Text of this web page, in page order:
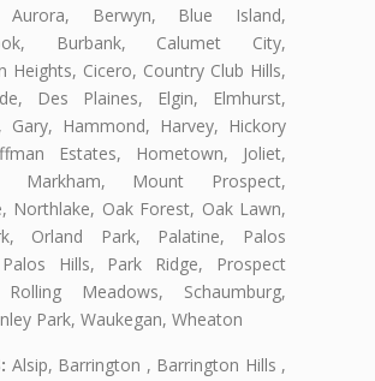
Aurora, Berwyn, Blue Island,
Burbank, Calumet City,
Heights, Cicero, Country Club Hills,
Des Plaines, Elgin, Elmhurst,
Gary, Hammond, Harvey, Hickory
Estates, Hometown, Joliet,
Markham, Mount Prospect,
Northlake, Oak Forest, Oak Lawn,
Orland Park, Palatine, Palos
Hills, Park Ridge, Prospect
Rolling Meadows, Schaumburg,
Park, Waukegan, Wheaton
Alsip, Barrington , Barrington Hills ,